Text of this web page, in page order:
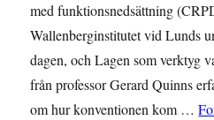
med funktionsnedsättning
Wallenberginstitutet vid Lunds
dagen, och Lagen som verktyg
från professor Gerard Quinns
om hur konventionen kom …